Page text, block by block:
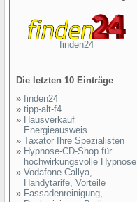
finden24
Die letzten 10 Einträge
» finden24
» tipp-alt-f4
» Hausverkauf
Energieausweis
» Taxator Ihre Spezialisten
» Hypnose-CD-Shop für
hochwirkungsvolle Hypnose
» Vodafone Callya,
Handytarife, Vorteile
» Fassadenreinigung,